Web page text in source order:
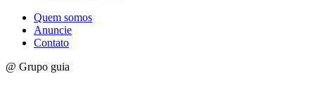
Quem somos
Anuncie
Contato
@ Grupo guia